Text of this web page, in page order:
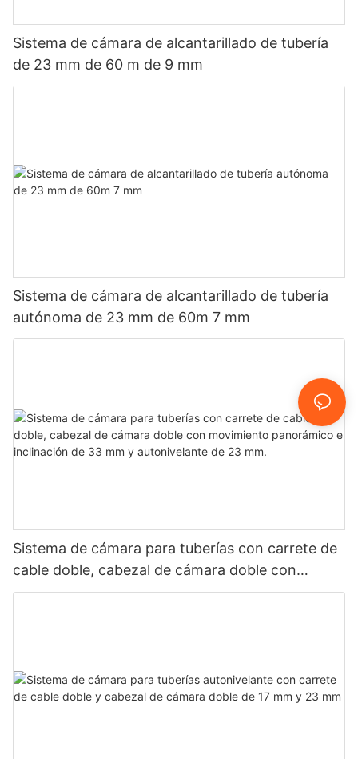
Sistema de cámara de alcantarillado de tubería
de 23 mm de 60 m de 9 mm
Sistema de cámara de alcantarillado de tubería
autónoma de 23 mm de 60m 7 mm
Sistema de cámara para tuberías con carrete de
cable doble, cabezal de cámara doble con
movimiento panorámico e inclinación de 33 mm